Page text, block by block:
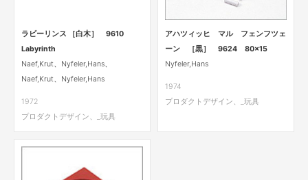
ラビーリンス ［白木］ 9610
Labyrinth
Naef,Krut、Nyfeler,Hans、
Naef,Krut、Nyfeler,Hans
1972
プロダクトデザイン、_玩具
アハツィッヒ マル フェンフツェ
ーン ［黒］ 9624 80×15
Nyfeler,Hans
1974
プロダクトデザイン、_玩具